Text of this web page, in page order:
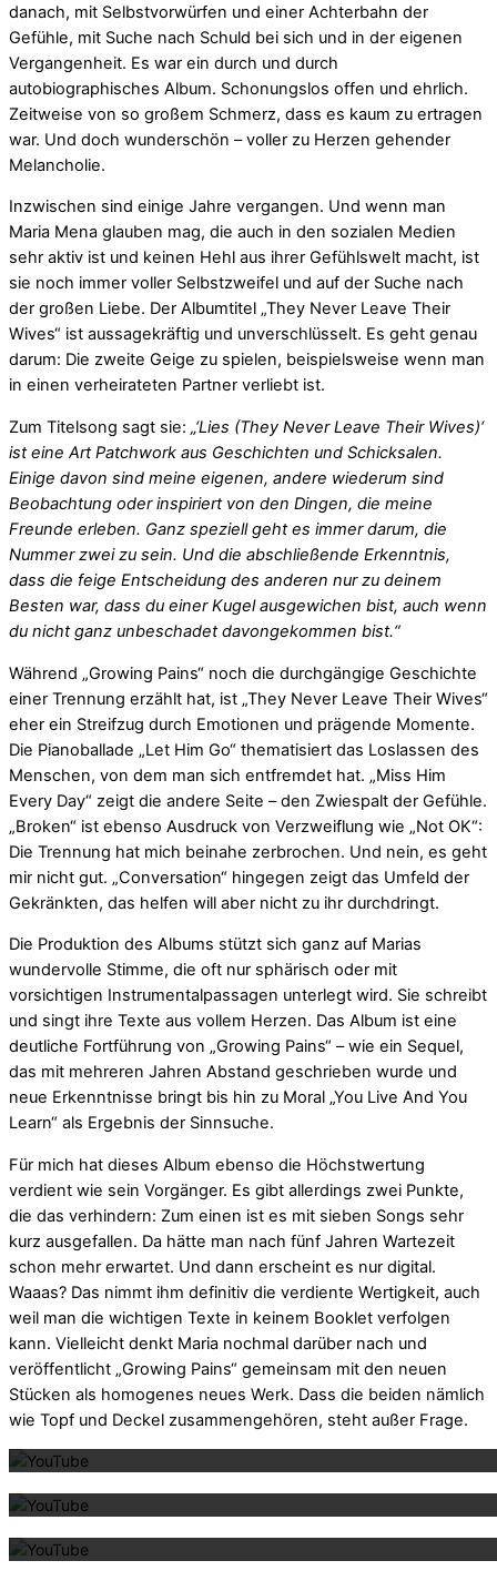
danach, mit Selbstvorwürfen und einer Achterbahn der
Gefühle, mit Suche nach Schuld bei sich und in der eigenen
Vergangenheit. Es war ein durch und durch
autobiographisches Album. Schonungslos offen und ehrlich.
Zeitweise von so großem Schmerz, dass es kaum zu ertragen
war. Und doch wunderschön – voller zu Herzen gehender
Melancholie.
Inzwischen sind einige Jahre vergangen. Und wenn man
Maria Mena glauben mag, die auch in den sozialen Medien
sehr aktiv ist und keinen Hehl aus ihrer Gefühlswelt macht, ist
sie noch immer voller Selbstzweifel und auf der Suche nach
der großen Liebe. Der Albumtitel „They Never Leave Their
Wives“ ist aussagekräftig und unverschlüsselt. Es geht genau
darum: Die zweite Geige zu spielen, beispielsweise wenn man
in einen verheirateten Partner verliebt ist.
Zum Titelsong sagt sie: „‘Lies (They Never Leave Their Wives)‘
ist eine Art Patchwork aus Geschichten und Schicksalen.
Einige davon sind meine eigenen, andere wiederum sind
Beobachtung oder inspiriert von den Dingen, die meine
Freunde erleben. Ganz speziell geht es immer darum, die
Nummer zwei zu sein. Und die abschließende Erkenntnis,
dass die feige Entscheidung des anderen nur zu deinem
Besten war, dass du einer Kugel ausgewichen bist, auch wenn
du nicht ganz unbeschadet davongekommen bist.“
Während „Growing Pains“ noch die durchgängige Geschichte
einer Trennung erzählt hat, ist „They Never Leave Their Wives“
eher ein Streifzug durch Emotionen und prägende Momente.
Die Pianoballade „Let Him Go“ thematisiert das Loslassen des
Menschen, von dem man sich entfremdet hat. „Miss Him
Every Day“ zeigt die andere Seite – den Zwiespalt der Gefühle.
„Broken“ ist ebenso Ausdruck von Verzweiflung wie „Not OK“:
Die Trennung hat mich beinahe zerbrochen. Und nein, es geht
mir nicht gut. „Conversation“ hingegen zeigt das Umfeld der
Gekränkten, das helfen will aber nicht zu ihr durchdringt.
Die Produktion des Albums stützt sich ganz auf Marias
wundervolle Stimme, die oft nur sphärisch oder mit
vorsichtigen Instrumentalpassagen unterlegt wird. Sie schreibt
und singt ihre Texte aus vollem Herzen. Das Album ist eine
deutliche Fortführung von „Growing Pains“ – wie ein Sequel,
das mit mehreren Jahren Abstand geschrieben wurde und
neue Erkenntnisse bringt bis hin zu Moral „You Live And You
Learn“ als Ergebnis der Sinnsuche.
Für mich hat dieses Album ebenso die Höchstwertung
verdient wie sein Vorgänger. Es gibt allerdings zwei Punkte,
die das verhindern: Zum einen ist es mit sieben Songs sehr
kurz ausgefallen. Da hätte man nach fünf Jahren Wartezeit
schon mehr erwartet. Und dann erscheint es nur digital.
Waaas? Das nimmt ihm definitiv die verdiente Wertigkeit, auch
weil man die wichtigen Texte in keinem Booklet verfolgen
kann. Vielleicht denkt Maria nochmal darüber nach und
veröffentlicht „Growing Pains“ gemeinsam mit den neuen
Stücken als homogenes neues Werk. Dass die beiden nämlich
wie Topf und Deckel zusammengehören, steht außer Frage.
Mit dem